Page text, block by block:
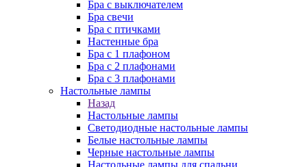
Бра с выключателем
Бра свечи
Бра с птичками
Настенные бра
Бра с 1 плафоном
Бра с 2 плафонами
Бра с 3 плафонами
Настольные лампы
Назад
Настольные лампы
Светодиодные настольные лампы
Белые настольные лампы
Черные настольные лампы
Настольные лампы для спальни